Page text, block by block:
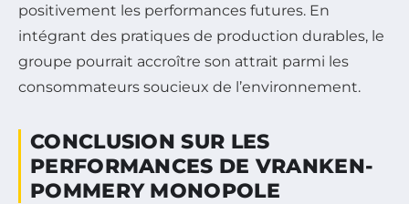
positivement les performances futures. En
intégrant des pratiques de production durables, le
groupe pourrait accroître son attrait parmi les
consommateurs soucieux de l’environnement.
CONCLUSION SUR LES
PERFORMANCES DE VRANKEN-
POMMERY MONOPOLE